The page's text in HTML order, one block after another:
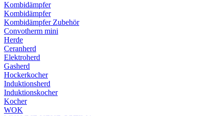
Kombidämpfer
Kombidämpfer
Kombidämpfer Zubehör
Convotherm mini
Herde
Ceranherd
Elektroherd
Gasherd
Hockerkocher
Induktionsherd
Induktionskocher
Kocher
WOK